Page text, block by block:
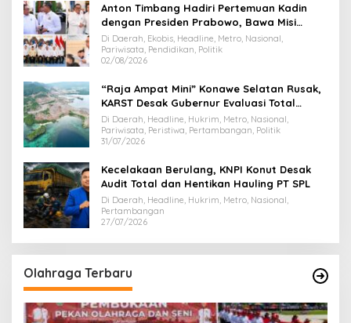
Anton Timbang Hadiri Pertemuan Kadin
dengan Presiden Prabowo, Bawa Misi
Majukan Ekonomi Sultra
Di Daerah, Ekobis, Headline, Metro, Nasional,
Pariwisata, Pendidikan, Politik
02/08/2026
“Raja Ampat Mini” Konawe Selatan Rusak,
KARST Desak Gubernur Evaluasi Total
Dispar Sultra
Di Daerah, Headline, Hukrim, Metro, Nasional,
Pariwisata, Peristiwa, Pertambangan, Politik
31/07/2026
Kecelakaan Berulang, KNPI Konut Desak
Audit Total dan Hentikan Hauling PT SPL
Di Daerah, Headline, Hukrim, Metro, Nasional,
Pertambangan
27/07/2026
Olahraga Terbaru